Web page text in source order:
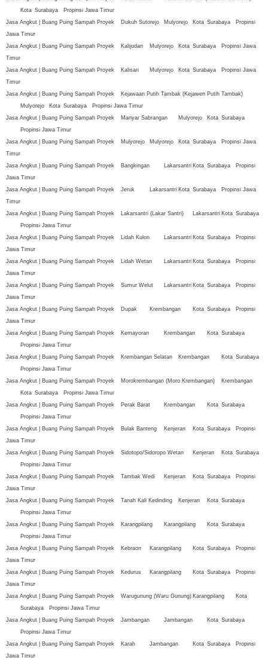
Kota Surabaya
Propinsi Jawa Timur
Jasa Angkut | Buang Puing Sampah Proyek
Dukuh Sutorejo Mulyorejo Kota Surabaya
Propinsi
Jawa Timur
Jasa Angkut | Buang Puing Sampah Proyek
Kalijudan Mulyorejo Kota Surabaya
Propinsi Jawa
Timur
Jasa Angkut | Buang Puing Sampah Proyek
Kalisari Mulyorejo Kota Surabaya
Propinsi Jawa
Timur
Jasa Angkut | Buang Puing Sampah Proyek
Kejawaan Putih Tambak (Kejawen Putih Tambak)
Mulyorejo
Kota Surabaya
Propinsi Jawa Timur
Jasa Angkut | Buang Puing Sampah Proyek
Manyar Sabrangan Mulyorejo Kota Surabaya
Propinsi Jawa Timur
Jasa Angkut | Buang Puing Sampah Proyek
Mulyorejo Mulyorejo Kota Surabaya
Propinsi Jawa
Timur
Jasa Angkut | Buang Puing Sampah Proyek
Bangkingan Lakarsantri Kota Surabaya
Propinsi
Jawa Timur
Jasa Angkut | Buang Puing Sampah Proyek
Jeruk Lakarsantri Kota Surabaya
Propinsi Jawa
Timur
Jasa Angkut | Buang Puing Sampah Proyek
Lakarsantri (Lakar Santri) Lakarsantri Kota Surabaya
Propinsi Jawa Timur
Jasa Angkut | Buang Puing Sampah Proyek
Lidah Kulon Lakarsantri Kota Surabaya
Propinsi
Jawa Timur
Jasa Angkut | Buang Puing Sampah Proyek
Lidah Wetan Lakarsantri Kota Surabaya
Propinsi
Jawa Timur
Jasa Angkut | Buang Puing Sampah Proyek
Sumur Welut Lakarsantri Kota Surabaya
Propinsi
Jawa Timur
Jasa Angkut | Buang Puing Sampah Proyek
Dupak Krembangan Kota Surabaya
Propinsi
Jawa Timur
Jasa Angkut | Buang Puing Sampah Proyek
Kemayoran Krembangan Kota Surabaya
Propinsi Jawa Timur
Jasa Angkut | Buang Puing Sampah Proyek
Krembangan Selatan Krembangan Kota Surabaya
Propinsi Jawa Timur
Jasa Angkut | Buang Puing Sampah Proyek
Morokrembangan (Moro Krembangan)
Krembangan
Kota Surabaya
Propinsi Jawa Timur
Jasa Angkut | Buang Puing Sampah Proyek
Perak Barat Krembangan Kota Surabaya
Propinsi Jawa Timur
Jasa Angkut | Buang Puing Sampah Proyek
Bulak Banteng Kenjeran Kota Surabaya
Propinsi
Jawa Timur
Jasa Angkut | Buang Puing Sampah Proyek
Sidotopo/Sidoropo Wetan Kenjeran Kota Surabaya
Propinsi Jawa Timur
Jasa Angkut | Buang Puing Sampah Proyek
Tambak Wedi Kenjeran Kota Surabaya
Propinsi
Jawa Timur
Jasa Angkut | Buang Puing Sampah Proyek
Tanah Kali Kedinding Kenjeran Kota Surabaya
Propinsi Jawa Timur
Jasa Angkut | Buang Puing Sampah Proyek
Karangpilang Karangpilang Kota Surabaya
Propinsi Jawa Timur
Jasa Angkut | Buang Puing Sampah Proyek
Kebraon Karangpilang Kota Surabaya
Propinsi
Jawa Timur
Jasa Angkut | Buang Puing Sampah Proyek
Kedurus Karangpilang Kota Surabaya
Propinsi
Jawa Timur
Jasa Angkut | Buang Puing Sampah Proyek
Warugunung (Waru Gunung) Karangpilang
Kota
Surabaya
Propinsi Jawa Timur
Jasa Angkut | Buang Puing Sampah Proyek
Jambangan Jambangan Kota Surabaya
Propinsi Jawa Timur
Jasa Angkut | Buang Puing Sampah Proyek
Karah Jambangan Kota Surabaya
Propinsi
Jawa Timur